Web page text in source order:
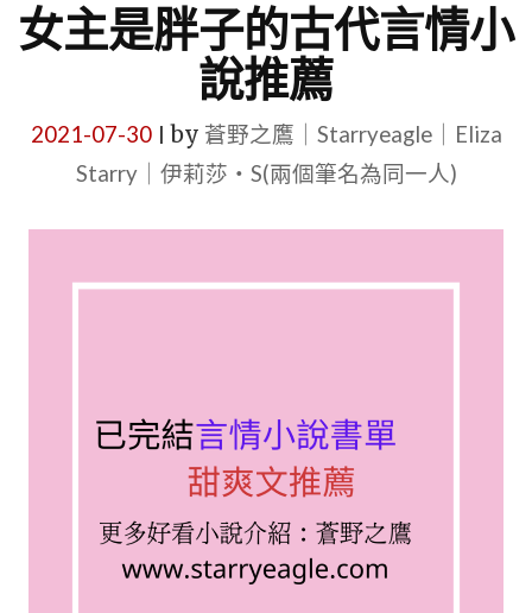
女主是胖子的古代言情小
說推薦
2021-07-30| by 蒼野之鷹｜Starryeagle｜Eliza
Starry｜伊莉莎・S(兩個筆名為同一人)